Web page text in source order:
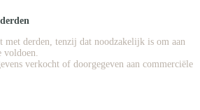
met derden, tenzij dat noodzakelijk is om aan
voldoen.
verkocht of doorgegeven aan commerciële